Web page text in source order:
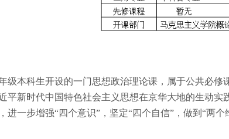
级本科生开设的一门思想政治理论课，属于公共必
平新时代中国特色社会主义思想在京华大地的生动
进一步增强“四个意识”，坚定“四个自信”，做到“两